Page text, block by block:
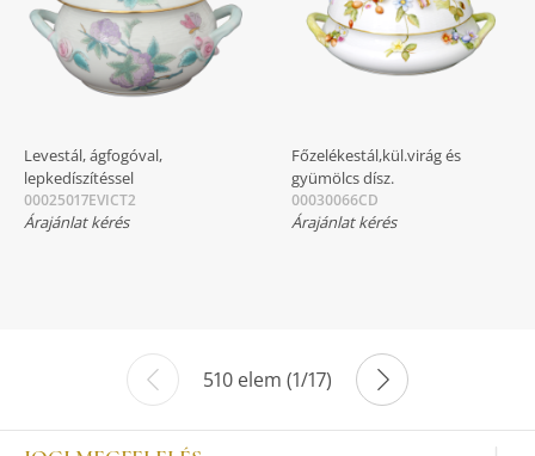
Levestál, ágfogóval,
lepkedíszítéssel
00025017EVICT2
Árajánlat kérés
Főzelékestál,kül.virág és
gyümölcs dísz.
00030066CD
Árajánlat kérés
510 elem (1/17)